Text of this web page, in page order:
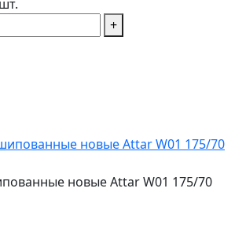
+
новые Attar W01 175/70